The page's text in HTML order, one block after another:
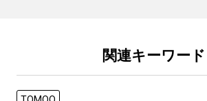
関連キーワード